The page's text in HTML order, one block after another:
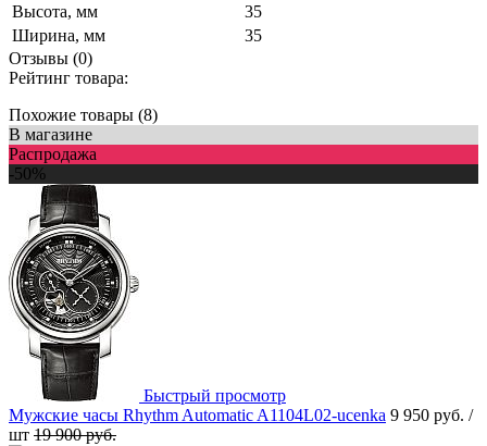
Высота, мм
35
Ширина, мм
35
Отзывы (0)
Рейтинг товара:
Похожие товары (8)
В магазине
Распродажа
-50%
Быстрый просмотр
Мужские часы Rhythm Automatic A1104L02-ucenka 9 950 руб. /
шт 19 900 руб.